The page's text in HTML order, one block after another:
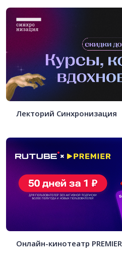
Лекторий Синхронизация
Онлайн-кинотеатр PREMIER